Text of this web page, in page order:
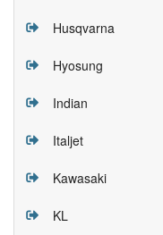
Husqvarna
Hyosung
Indian
Italjet
Kawasaki
KL